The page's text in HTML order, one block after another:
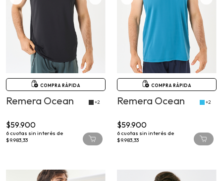
COMPRA RÁPIDA
Remera Ocean +2
$59.900
6 cuotas sin interés de
$9.983,33
COMPRA RÁPIDA
Remera Ocean +2
$59.900
6 cuotas sin interés de
$9.983,33